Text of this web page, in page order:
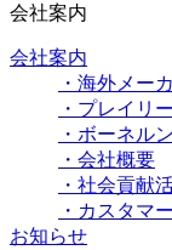
会社案内
会社案内
・海外メー
・プレイリ
・ボーネル
・会社概要
・社会貢献
・カスタマ
お知らせ